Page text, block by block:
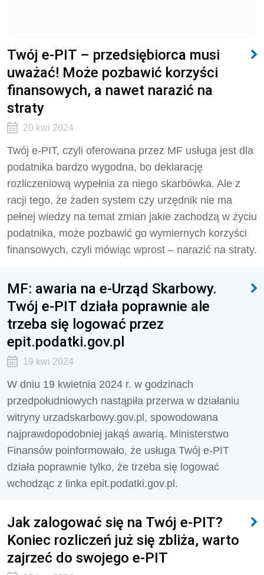
Twój e-PIT – przedsiębiorca musi
uważać! Może pozbawić korzyści
finansowych, a nawet narazić na
straty
20 kwi 2024
Twój e-PIT, czyli oferowana przez MF usługa jest dla
podatnika bardzo wygodna, bo deklarację
rozliczeniową wypełnia za niego skarbówka. Ale z
racji tego, że żaden system czy urzędnik nie ma
pełnej wiedzy na temat zmian jakie zachodzą w życiu
podatnika, może pozbawić go wymiernych korzyści
finansowych, czyli mówiąc wprost – narazić na straty.
MF: awaria na e-Urząd Skarbowy.
Twój e-PIT działa poprawnie ale
trzeba się logować przez
epit.podatki.gov.pl
19 kwi 2024
W dniu 19 kwietnia 2024 r. w godzinach
przedpołudniowych nastąpiła przerwa w działaniu
witryny urzadskarbowy.gov.pl, spowodowana
najprawdopodobniej jakąś awarią. Ministerstwo
Finansów poinformowało, że usługa Twój e-PIT
działa poprawnie tylko, że trzeba się logować
wchodząc z linka epit.podatki.gov.pl.
Jak zalogować się na Twój e-PIT?
Koniec rozliczeń już się zbliża, warto
zajrzeć do swojego e-PIT